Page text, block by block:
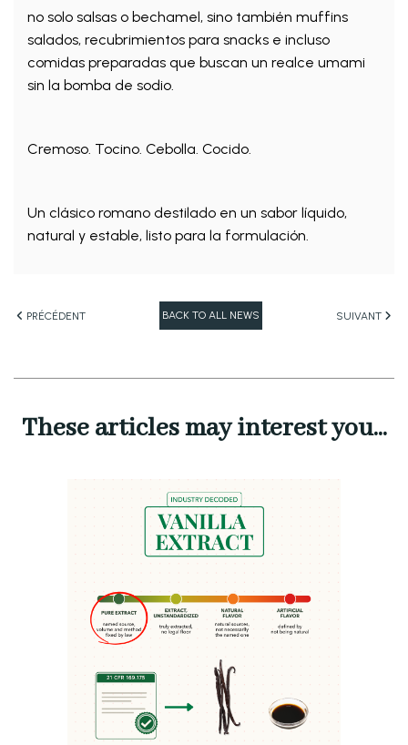
no solo salsas o bechamel, sino también muffins
salados, recubrimientos para snacks e incluso
comidas preparadas que buscan un realce umami
sin la bomba de sodio.
Cremoso. Tocino. Cebolla. Cocido.
Un clásico romano destilado en un sabor líquido,
natural y estable, listo para la formulación.
PRÉCÉDENT BACK TO ALL NEWS SUIVANT
These articles may interest you...